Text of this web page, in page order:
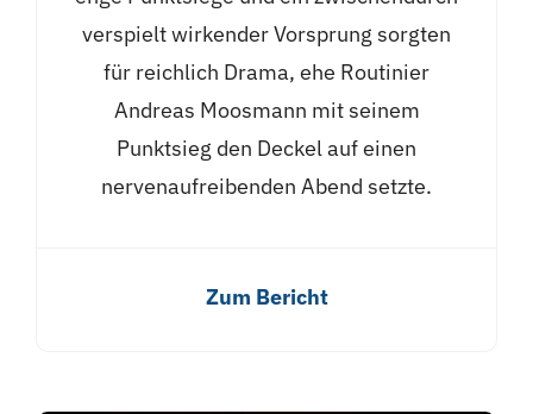
verspielt wirkender Vorsprung sorgten
für reichlich Drama, ehe Routinier
Andreas Moosmann mit seinem
Punktsieg den Deckel auf einen
nervenaufreibenden Abend setzte.
Zum Bericht